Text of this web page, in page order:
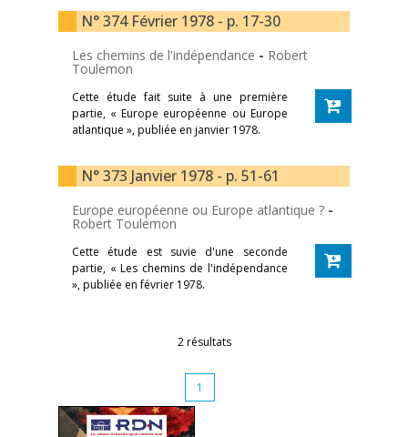
N° 374 Février 1978 - p. 17-30
Les chemins de l'indépendance - Robert
Toulemon
Cette étude fait suite à une première
partie, « Europe européenne ou Europe
atlantique », publiée en janvier 1978.
N° 373 Janvier 1978 - p. 51-61
Europe européenne ou Europe atlantique ? -
Robert Toulemon
Cette étude est suvie d'une seconde
partie, « Les chemins de l'indépendance
», publiée en février 1978.
2 résultats
1